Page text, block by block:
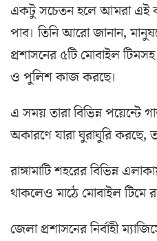
একটু সচেতন হলে আমরা এই
পাব। তিনি আরো জানান,
প্রশাসনের ৫টি মোবাইল
ও পুলিশ কাজ করছে।
এ সময় তারা বিভিন্ন পয়েন্টে
অকারণে যারা ঘুরাঘুরি করছে,
রাঙ্গামাটি শহরের বিভিন্ন
থাকলেও মাঠে মোবাইল টিমে
জেলা প্রশাসনের নির্বাহী